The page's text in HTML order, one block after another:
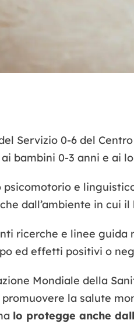
Servizio 0-6 del
bambini 0-3 anni e ai
psicomotorio e
dall’ambiente in cui
ricerche e linee
ed effetti positivi o
Mondiale della
la salute
lo protegge anche